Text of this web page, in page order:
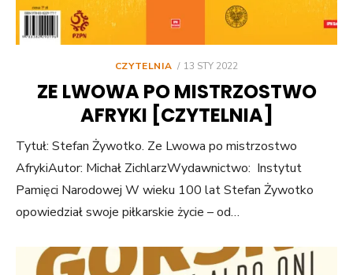
CZYTELNIA
POSTED
13 STY 2022
ZE LWOWA PO MISTRZOSTWO
AFRYKI [CZYTELNIA]
Tytuł: Stefan Żywotko. Ze Lwowa po mistrzostwo
AfrykiAutor: Michał ZichlarzWydawnictwo: Instytut
Pamięci Narodowej W wieku 100 lat Stefan Żywotko
opowiedział swoje piłkarskie życie – od…